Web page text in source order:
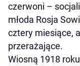
czerwoni –
młoda Rosja
cztery miesiące,
przerażające.
Wiosną 1918